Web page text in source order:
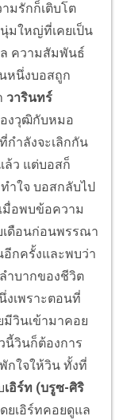
มรักก็เติบโต
มใหญ่ที่เคยเป็น
ความสัมพันธ์
หนึ่งบอสถูก
วารินทร์
งวุฒิกับหมอ
กำลังจะเลิกกัน
ล้ว แต่บอสก็
ำใจ บอสกลับไป
มื่อพบข้อความ
เดือนก่อนพรรณา
กครั้งและพบว่า
ำบากของชีวิต
งเพราะตอนที่
มีวินเข้ามาคอย
นี้วินก็ต้องการ
กใจให้วิน ทั้งที่
เอิร์ท (บรูซ-ศิริ
ยเอิร์ทคอยดูแล